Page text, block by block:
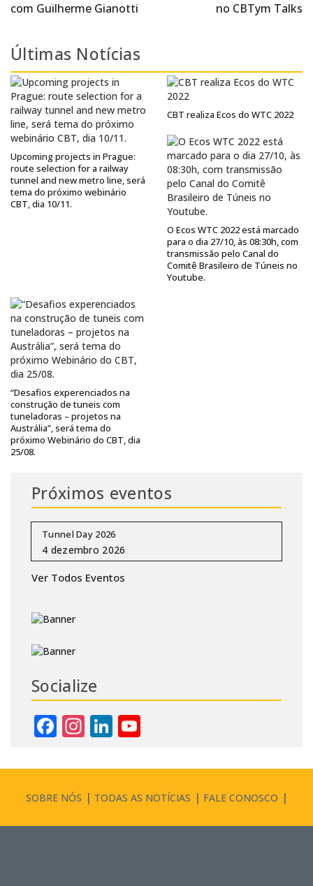
com Guilherme Gianotti
no CBTym Talks
Últimas Notícias
Upcoming projects in Prague:
route selection for a railway
tunnel and new metro line, será
tema do próximo webinário
CBT, dia 10/11.
CBT realiza Ecos do WTC 2022
O Ecos WTC 2022 está marcado
para o dia 27/10, às 08:30h, com
transmissão pelo Canal do
Comitê Brasileiro de Túneis no
Youtube.
“Desafios experenciados na
construção de tuneis com
tuneladoras – projetos na
Austrália”, será tema do
próximo Webinário do CBT, dia
25/08.
Próximos eventos
Tunnel Day 2026
Ver Todos Eventos
Socialize
Facebook
Instagram
LinkedIn
SOBRE NÓS TODAS AS NOTÍCIAS FALE CONOSCO